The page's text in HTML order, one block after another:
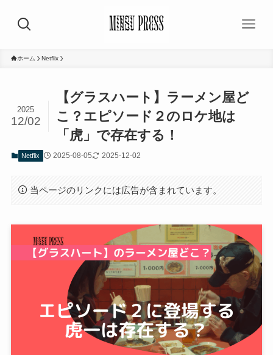
ホーム Netflix
【グラスハート】ラーメン屋ど
こ？エピソード２のロケ地は
「虎」で存在する！
2025
12/02
Netflix 2025-08-05 2025-12-02
当ページのリンクには広告が含まれています。